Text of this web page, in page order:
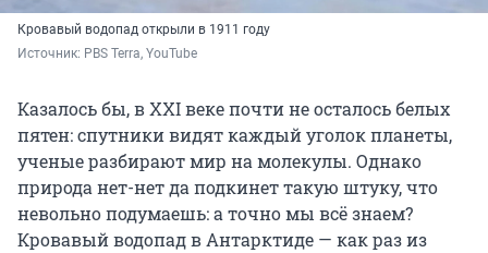
Кровавый водопад открыли в 1911 году
Источник: PBS Terra, YouTube
Казалось бы, в XXI веке почти не осталось белых
пятен: спутники видят каждый уголок планеты,
ученые разбирают мир на молекулы. Однако
природа нет-нет да подкинет такую штуку, что
невольно подумаешь: а точно мы всё знаем?
Кровавый водопад в Антарктиде — как раз из